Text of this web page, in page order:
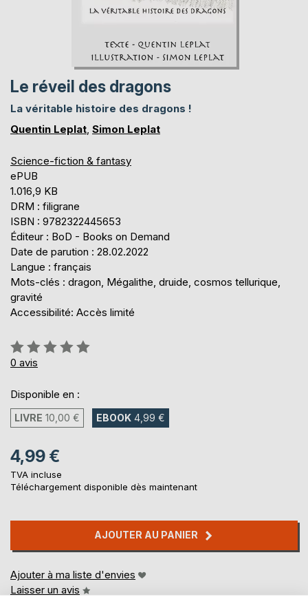
Le réveil des dragons
La véritable histoire des dragons !
Quentin Leplat, Simon Leplat
Science-fiction & fantasy
ePUB
1.016,9 KB
DRM : filigrane
ISBN : 9782322445653
Éditeur : BoD - Books on Demand
Date de parution : 28.02.2022
Langue : français
Mots-clés : dragon, Mégalithe, druide, cosmos tellurique,
gravité
Accessibilité: Accès limité
Évaluation:
0%
0 avis
Disponible en :
LIVRE 10,00 € EBOOK 4,99 €
4,99 €
TVA incluse
Téléchargement disponible dès maintenant
AJOUTER AU PANIER
Ajouter à ma liste d'envies
Laisser un avis